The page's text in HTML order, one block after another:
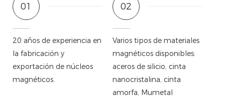
01
20 años de experiencia en
la fabricación y
exportación de núcleos
magnéticos.
02
Varios tipos de materiales
magnéticos disponibles:
aceros de silicio, cinta
nanocristalina, cinta
amorfa, Mumetal